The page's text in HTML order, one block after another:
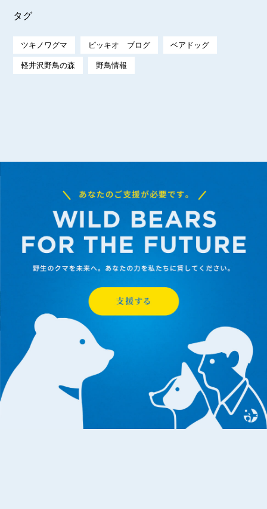
タグ
ツキノワグマ ピッキオ ブログ ベアドッグ
軽井沢野鳥の森 野鳥情報